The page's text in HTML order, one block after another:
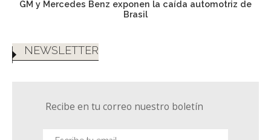
GM y Mercedes Benz exponen la caída automotriz de
Brasil
NEWSLETTER
Recibe en tu correo nuestro boletín